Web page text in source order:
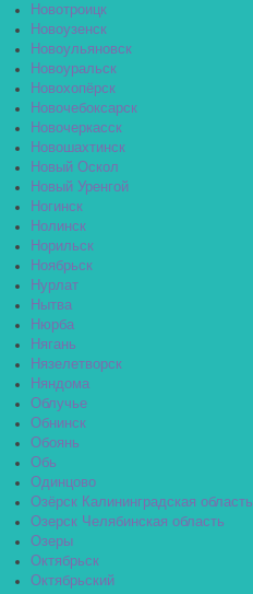
Новотроицк
Новоузенск
Новоульяновск
Новоуральск
Новохопёрск
Новочебоксарск
Новочеркасск
Новошахтинск
Новый Оскол
Новый Уренгой
Ногинск
Нолинск
Норильск
Ноябрьск
Нурлат
Нытва
Нюрба
Нягань
Нязелетворск
Няндома
Облучье
Обнинск
Обоянь
Обь
Одинцово
Озёрск Калининградская область
Озерск Челябинская область
Озеры
Октябрьск
Октябрьский